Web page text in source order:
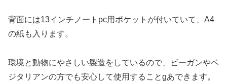
背面には13インチノートpc用ポケットが付いていて、A4
の紙も入ります。
環境と動物にやさしい製造をしているので、ビーガンやベ
ジタリアンの方でも安心して使用することgあできます。